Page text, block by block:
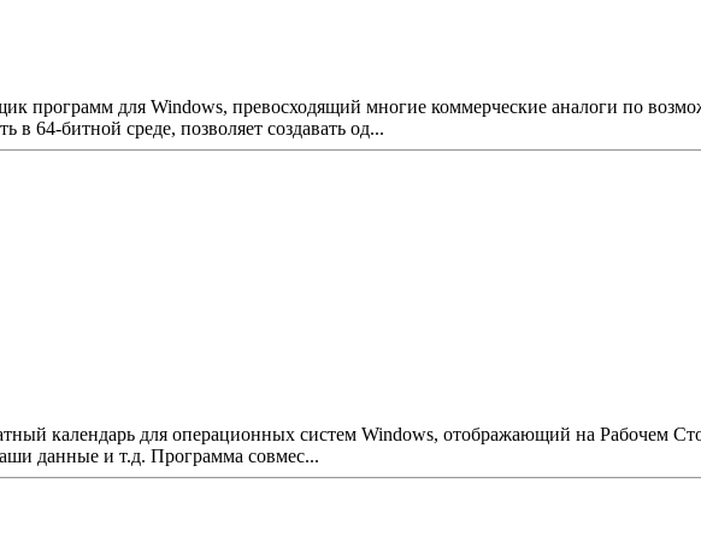
программ для Windows, превосходящий многие коммерческие аналоги по
64-битной среде, позволяет создавать од...
календарь для операционных систем Windows, отображающий на Рабочем
данные и т.д. Программа совмес...